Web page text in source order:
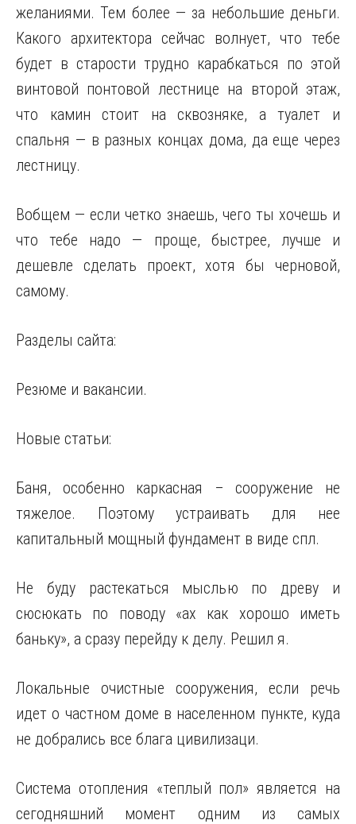
желаниями. Тем более — за небольшие деньги.
Какого архитектора сейчас волнует, что тебе
будет в старости трудно карабкаться по этой
винтовой понтовой лестнице на второй этаж,
что камин стоит на сквозняке, а туалет и
спальня — в разных концах дома, да еще через
лестницу.
Вобщем — если четко знаешь, чего ты хочешь и
что тебе надо — проще, быстрее, лучше и
дешевле сделать проект, хотя бы черновой,
самому.
Разделы сайта:
Резюме и вакансии.
Новые статьи:
Баня, особенно каркасная – сооружение не
тяжелое. Поэтому устраивать для нее
капитальный мощный фундамент в виде спл.
Не буду растекаться мыслью по древу и
сюсюкать по поводу «ах как хорошо иметь
баньку», а сразу перейду к делу. Решил я.
Локальные очистные сооружения, если речь
идет о частном доме в населенном пункте, куда
не добрались все блага цивилизаци.
Система отопления «теплый пол» является на
сегодняшний момент одним из самых